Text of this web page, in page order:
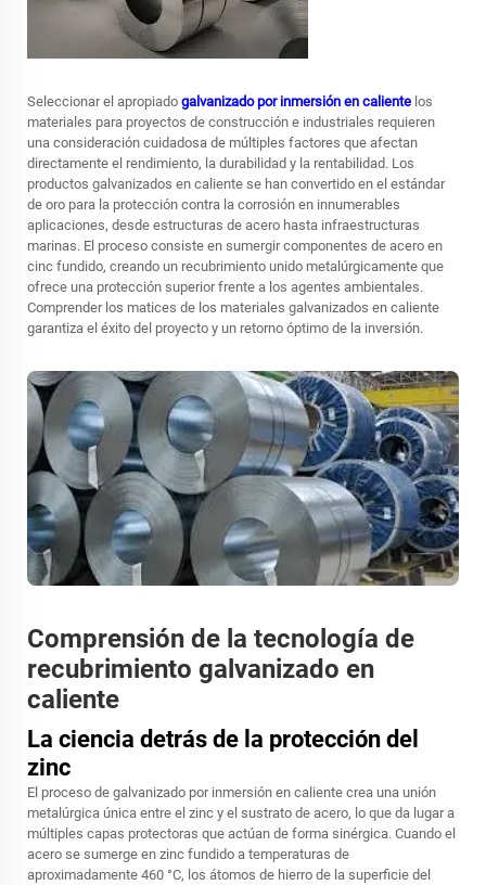
Seleccionar el apropiado galvanizado por inmersión en caliente los
materiales para proyectos de construcción e industriales requieren
una consideración cuidadosa de múltiples factores que afectan
directamente el rendimiento, la durabilidad y la rentabilidad. Los
productos galvanizados en caliente se han convertido en el estándar
de oro para la protección contra la corrosión en innumerables
aplicaciones, desde estructuras de acero hasta infraestructuras
marinas. El proceso consiste en sumergir componentes de acero en
cinc fundido, creando un recubrimiento unido metalúrgicamente que
ofrece una protección superior frente a los agentes ambientales.
Comprender los matices de los materiales galvanizados en caliente
garantiza el éxito del proyecto y un retorno óptimo de la inversión.
Comprensión de la tecnología de
recubrimiento galvanizado en
caliente
La ciencia detrás de la protección del
zinc
El proceso de galvanizado por inmersión en caliente crea una unión
metalúrgica única entre el zinc y el sustrato de acero, lo que da lugar a
múltiples capas protectoras que actúan de forma sinérgica. Cuando el
acero se sumerge en zinc fundido a temperaturas de
aproximadamente 460 °C, los átomos de hierro de la superficie del